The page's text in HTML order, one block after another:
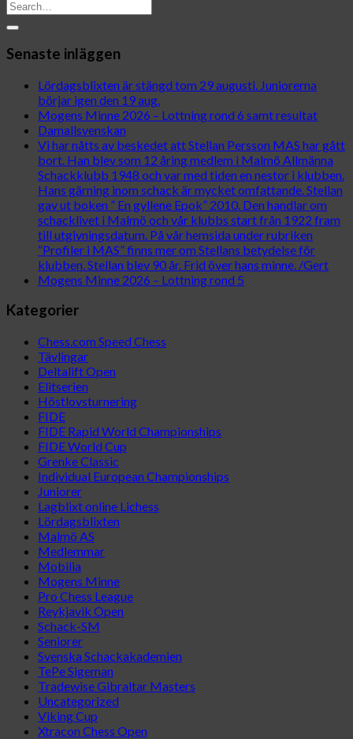
Senaste inläggen
Lördagsblixten är stängd tom 29 augusti. Juniorerna
börjar igen den 19 aug.
Mogens Minne 2026 – Lottning rond 6 samt resultat
Damallsvenskan
Vi har nåtts av beskedet att Stellan Persson MAS har gått
bort. Han blev som 12 åring medlem i Malmö Allmänna
Schackklubb 1948 och var med tiden en nestor i klubben.
Hans gärning inom schack är mycket omfattande. Stellan
gav ut boken ” En gyllene Epok” 2010. Den handlar om
schacklivet i Malmö och vår klubbs start från 1922 fram
till utgivningsdatum. På vår hemsida under rubriken
“Profiler i MAS” finns mer om Stellans betydelse för
klubben. Stellan blev 90 år. Frid över hans minne. /Gert
Mogens Minne 2026 – Lottning rond 5
Kategorier
Chess.com Speed Chess
Tävlingar
Deltalift Open
Elitserien
Höstlovsturnering
FIDE
FIDE Rapid World Championships
FIDE World Cup
Grenke Classic
Individual European Championships
Juniorer
Lagblixt online Lichess
Lördagsblixten
Malmö AS
Medlemmar
Mobilia
Mogens Minne
Pro Chess League
Reykjavik Open
Schack-SM
Seniorer
Svenska Schackakademien
TePe Sigeman
Tradewise Gibraltar Masters
Uncategorized
Viking Cup
Xtracon Chess Open